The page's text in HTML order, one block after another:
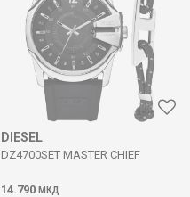
DIESEL
DZ4700SET MASTER CHIEF
14.790 МКД